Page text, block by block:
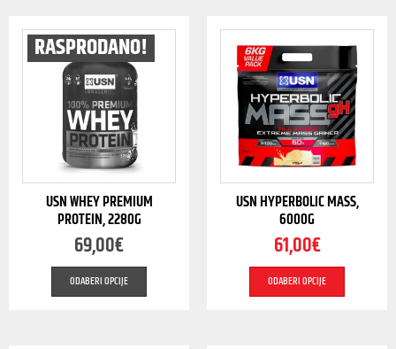
RASPRODANO!
USN WHEY PREMIUM
PROTEIN, 2280G
69,00€
ODABERI OPCIJE
USN HYPERBOLIC MASS,
6000G
61,00€
ODABERI OPCIJE